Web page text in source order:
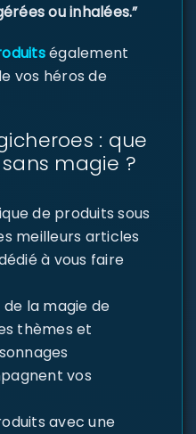
ou inhalées.”
également
vos héros de
: que
magie ?
de produits sous
meilleurs articles
à vous faire
la magie de
thèmes et
vos
avec une